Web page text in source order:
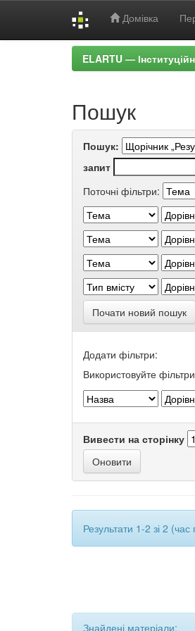
Домівка
ELARTU —
Пошук
Пошук:
запит
Поточні фільтри:
Почати новий пошук
Додати фільтри:
Використовуйте
Вивести на сторінку
Результати 1-2 зі 2
Знайдені матеріали: